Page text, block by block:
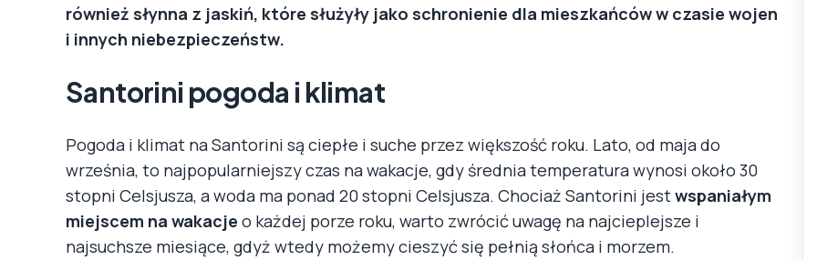
również słynna z jaskiń, które służyły jako schronienie dla mieszkańców w czasie wojen
i innych niebezpieczeństw.
Santorini pogoda i klimat
Pogoda i klimat na Santorini są ciepłe i suche przez większość roku. Lato, od maja do
września, to najpopularniejszy czas na wakacje, gdy średnia temperatura wynosi około 30
stopni Celsjusza, a woda ma ponad 20 stopni Celsjusza. Chociaż Santorini jestwspaniałym
miejscem na wakacje o każdej porze roku, warto zwrócić uwagę na najcieplejsze i
najsuchsze miesiące, gdyż wtedy możemy cieszyć się pełnią słońca i morzem.